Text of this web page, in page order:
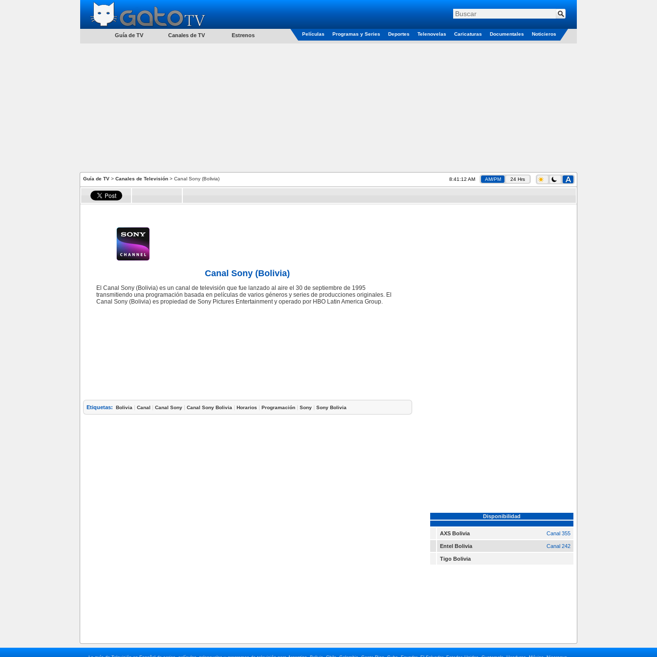
Guía de TV Canales de TV Estrenos Películas Programas y Series Deportes Telenovelas Caricaturas Documentales Noticieros
Guía de TV > Canales de Televisión > Canal Sony (Bolivia) 8:41:12 AM AM/PM 24 Hrs
Canal Sony (Bolivia)
El Canal Sony (Bolivia) es un canal de televisión que fue lanzado al aire el 30 de septiembre de 1995
transmitiendo una programación basada en películas de varios géneros y series de producciones originales. El
Canal Sony (Bolivia) es propiedad de Sony Pictures Entertainment y operado por HBO Latin America Group.
Etiquetas: Bolivia | Canal | Canal Sony | Canal Sony Bolivia | Horarios | Programación | Sony | Sony Bolivia
Disponibilidad
AXS Bolivia Canal 355
Entel Bolivia Canal 242
Tigo Bolivia